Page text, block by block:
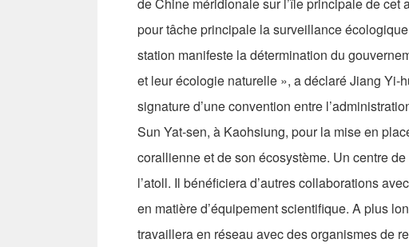
pour tâche principale la surveillance
station manifeste la détermination du
et leur écologie naturelle », a déclaré Jiang Yi-
signature d’une convention entre
Sun Yat-sen, à Kaohsiung, pour la mise en
corallienne et de son écosystème. Un centre
l’atoll. Il bénéficiera d’autres collaborations
en matière d’équipement scientifique. A plus
travaillera en réseau avec des organismes de